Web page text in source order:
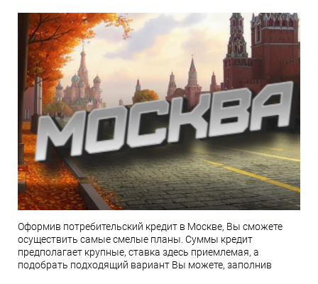
Оформив потребительский кредит в Москве, Вы сможете
осуществить самые смелые планы. Суммы кредит
предполагает крупные, ставка здесь приемлемая, а
подобрать подходящий вариант Вы можете, заполнив